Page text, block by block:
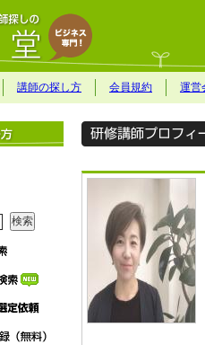
講師の探し方 会員規約 運営